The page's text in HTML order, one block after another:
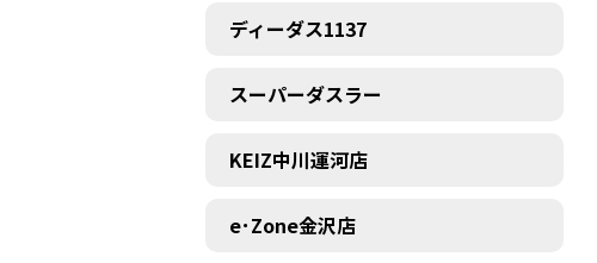
ディーダス1137
スーパーダスラー
KEIZ中川運河店
e･Zone金沢店